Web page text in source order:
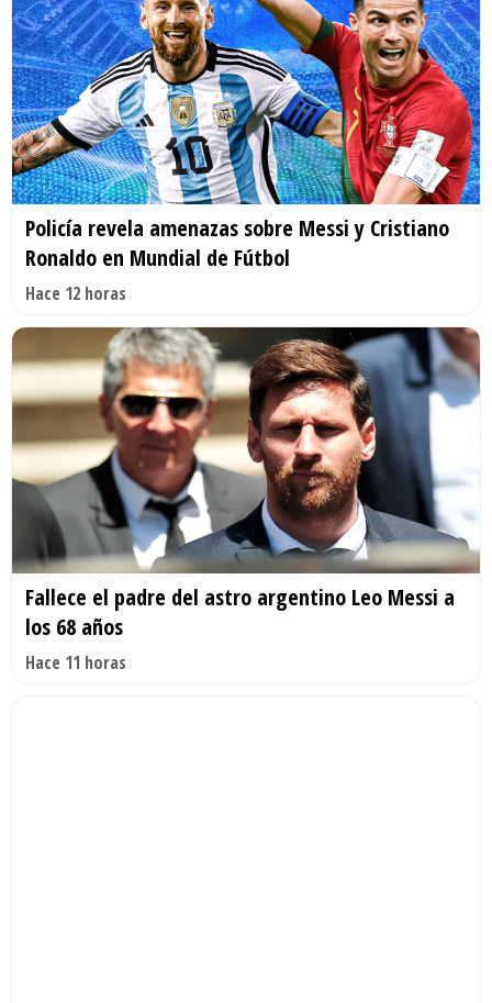
Policía revela amenazas sobre Messi y Cristiano
Ronaldo en Mundial de Fútbol
Hace 12 horas
Fallece el padre del astro argentino Leo Messi a
los 68 años
Hace 11 horas